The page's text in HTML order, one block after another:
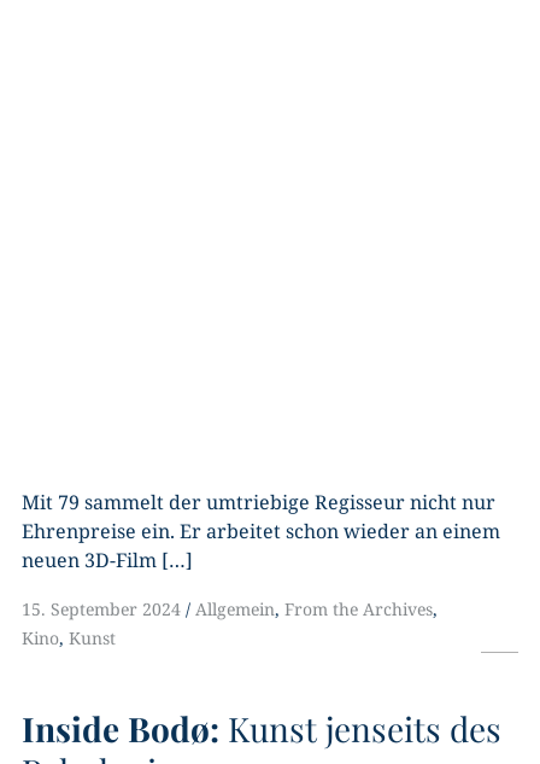
Mit 79 sammelt der umtriebige Regisseur nicht nur
Ehrenpreise ein. Er arbeitet schon wieder an einem
neuen 3D-Film […]
15. September 2024 Allgemein, From the Archives,
Kino, Kunst
Inside Bodø: Kunst jenseits des